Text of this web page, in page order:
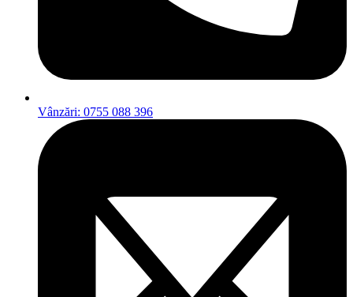
Vânzări: 0755 088 396